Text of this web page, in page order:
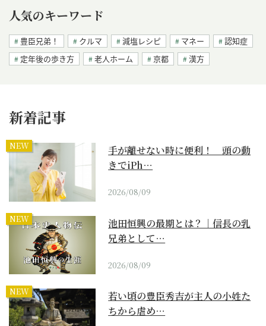
人気のキーワード
豊臣兄弟！ クルマ 減塩レシピ マネー
認知症
定年後の歩き方
老人ホーム 京都 漢方
新着記事
NEW
手が離せない時に便利！ 頭の動
きでiPh…
2026/08/09
NEW
池田恒興の最期とは？｜信長の乳
兄弟として…
2026/08/09
NEW
若い頃の豊臣秀吉が主人の小姓た
ちから虐め…